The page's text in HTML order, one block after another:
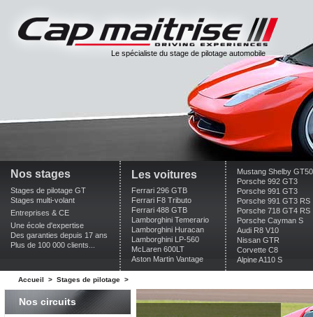
Le spécialiste du stage de pilotage automobile
Nos stages
Stages de pilotage GT
Stages multi-volant
Entreprises & CE
Une école d'expertise
Des garanties depuis 17 ans
Plus de 100 000 clients...
Les voitures
Ferrari 296 GTB
Ferrari F8 Tributo
Ferrari 488 GTB
Lamborghini Temerario
Lamborghini Huracan
Lamborghini LP-560
McLaren 600LT
Aston Martin Vantage
Mustang Shelby
Porsche 992 GT3
Porsche 991 GT3
Porsche 991 GT3 RS
Porsche 718 GT4 RS
Porsche Cayman S
Audi R8 V10
Nissan GTR
Corvette C8
Alpine A110 S
Accueil > Stages de pilotage >
Nos circuits